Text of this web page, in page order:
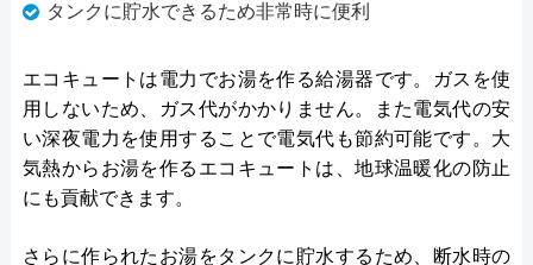
タンクに貯水できるため非常時に便利
エコキュートは電力でお湯を作る給湯器です。ガスを使
用しないため、ガス代がかかりません。また電気代の安
い深夜電力を使用することで電気代も節約可能です。大
気熱からお湯を作るエコキュートは、地球温暖化の防止
にも貢献できます。
さらに作られたお湯をタンクに貯水するため、断水時の